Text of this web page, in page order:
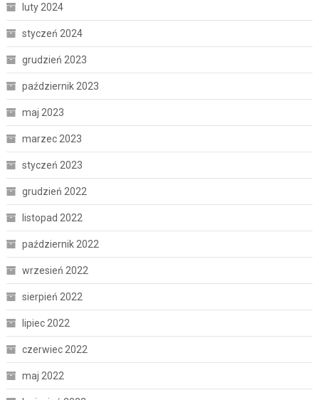
luty 2024
styczeń 2024
grudzień 2023
październik 2023
maj 2023
marzec 2023
styczeń 2023
grudzień 2022
listopad 2022
październik 2022
wrzesień 2022
sierpień 2022
lipiec 2022
czerwiec 2022
maj 2022